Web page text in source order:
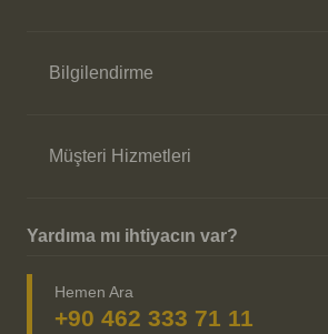
Bilgilendirme
Müşteri Hizmetleri
Yardıma mı ihtiyacın var?
Hemen Ara
+90 462 333 71 11